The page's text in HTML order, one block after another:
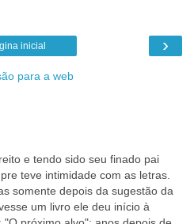
›
inicial
para a web
e tendo sido seu finado pai
teve intimidade com as letras.
somente depois da sugestão da
um livro ele deu início à